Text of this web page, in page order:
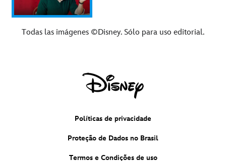
Todas las imágenes ©Disney. Sólo para uso editorial.
Políticas de privacidade
Proteção de Dados no Brasil
Termos e Condições de uso